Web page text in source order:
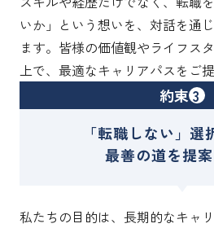
いか」という想いを、対話を通
ます。皆様の価値観やライフス
上で、最適なキャリアパスをご提
約束 3
「転職しない」選
最善の道を提
私たちの目的は、長期的なキャ